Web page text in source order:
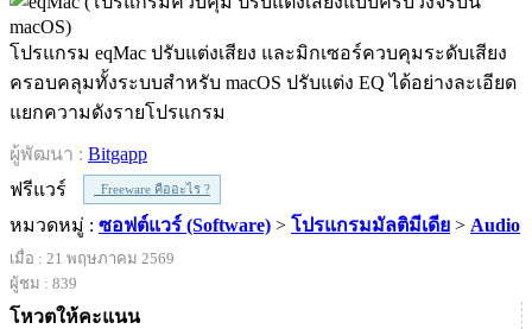
โปรแกรม eqMac ปรับแต่งเสียง และมิกเซอร์ควบคุมระดับเสียง
ครอบคลุมทั้งระบบสำหรับ macOS ปรับแต่ง EQ ได้อย่างละเอียด
แยกความดังรายโปรแกรม
ผู้พัฒนา : Bitgapp
ฟรีแวร์
Freeware คืออะไร ?
หมวดหมู่ : ซอฟต์แวร์ (Software) > โปรแกรมมัลติมีเดีย > Audio
เมื่อ : 21 พฤษภาคม 2569
ผู้ชม : 839
โหวตให้คะแนน